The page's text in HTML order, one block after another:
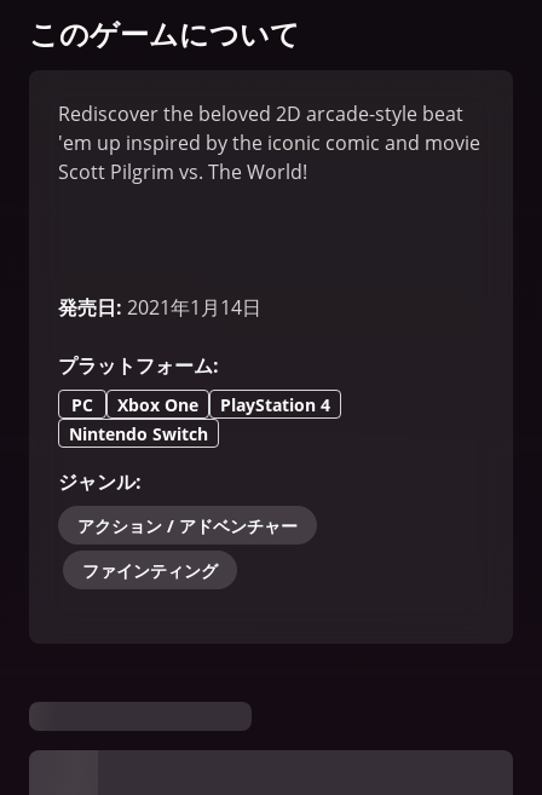
このゲームについて
Rediscover the beloved 2D arcade-style beat
'em up inspired by the iconic comic and movie
Scott Pilgrim vs. The World!
発売日: 2021年1月14日
プラットフォーム:
PC Xbox One
PlayStation 4
Nintendo Switch
ジャンル:
アクション / アドベンチャー
ファインティング